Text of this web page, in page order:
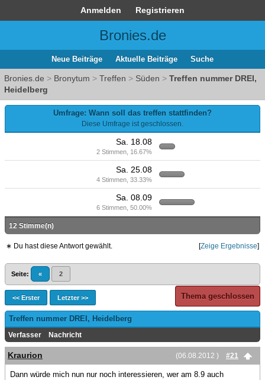
Anmelden Registrieren
Bronies.de
Neue Beiträge Aktuelle Beiträge Suche
Bronies.de > Bronytum > Treffen > Süden > Treffen nummer DREI,
Heidelberg
Umfrage: Wann soll das treffen stattfinden?
Diese Umfrage ist geschlossen.
Sa. 18.08
2 Stimmen, 16.67%
Sa. 25.08
4 Stimmen, 33.33%
Sa. 08.09
6 Stimmen, 50.00%
12 Stimme(n)
∗ Du hast diese Antwort gewählt. [Zeige Ergebnisse]
Seite: « 2
<< Erster Letzter >> Thema geschlossen
Treffen nummer DREI, Heidelberg
Verfasser Nachricht
(06.08.2012 ) #21
Kraurion
Dann würde mich nun nur noch interessieren, wer am 8.9 auch